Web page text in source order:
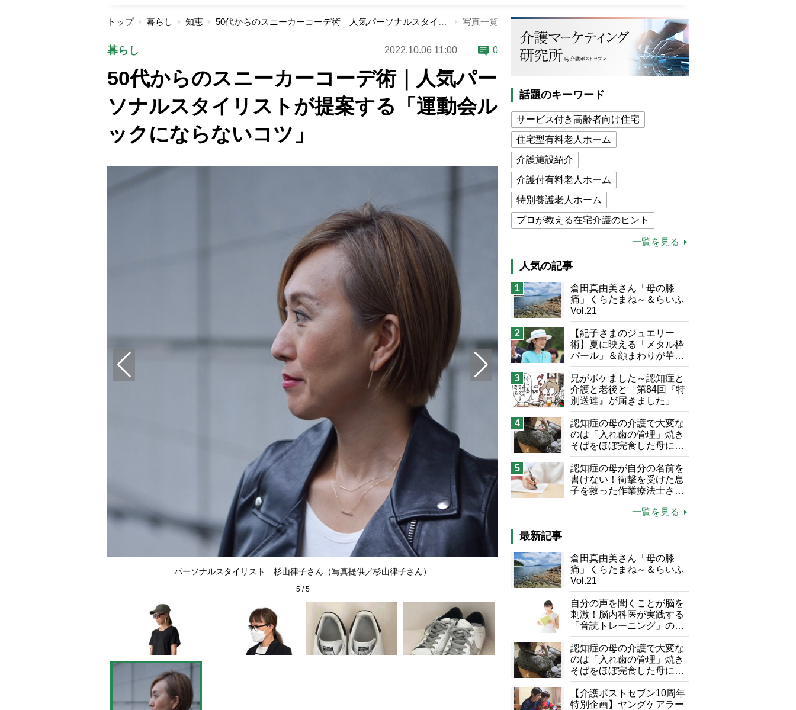
トップ 暮らし 知恵 50代からのスニーカーコーデ術｜人気パーソナルスタイリストが提案する「運動会ルックにならないコツ」 写真一覧
暮らし 2022.10.06 11:00 0
50代からのスニーカーコーデ術｜人気パー
ソナルスタイリストが提案する「運動会ル
ックにならないコツ」
パーソナルスタイリスト 杉山律子さん（写真提供／杉山律子さん）
5/5
話題のキーワード
サービス付き高齢者向け住宅
住宅型有料老人ホーム
介護施設紹介
介護付有料老人ホーム
特別養護老人ホーム
プロが教える在宅介護のヒント
介護食
高木ブー
ケアマネジャー
猫が母になつきません
息子の遠距離介護サバイバル術
兄がボケました
便利なサービス
予防法
一覧を見る
人気の記事
1
倉田真由美さん「母の膝
痛」くらたまね～＆らいふ
Vol.21
2
【紀子さまのジュエリー
術】夏に映える「メタル枠
パール」＆顔まわりが華や
ぐ「揺れる一粒」の使い分
け方
3
兄がボケました～認知症と
介護と老後と「第84回『特
別送達』が届きました」
4
認知症の母の介護で大変な
のは「入れ歯の管理」焼き
そばをほぼ完食した母に息
子が血の気が引いた理由
5
認知症の母が自分の名前を
書けない！衝撃を受けた息
子を救った作業療法士さん
一覧を見る
最新記事
倉田真由美さん「母の膝
痛」くらたまね～＆らいふ
Vol.21
自分の声を聞くことが脳を
刺激！脳内科医が実践する
「音読トレーニング」の極
意
認知症の母の介護で大変な
のは「入れ歯の管理」焼き
そばをほぼ完食した母に息
子が血の気が引いた理由
【介護ポストセブン10周年
特別企画】ヤングケアラー